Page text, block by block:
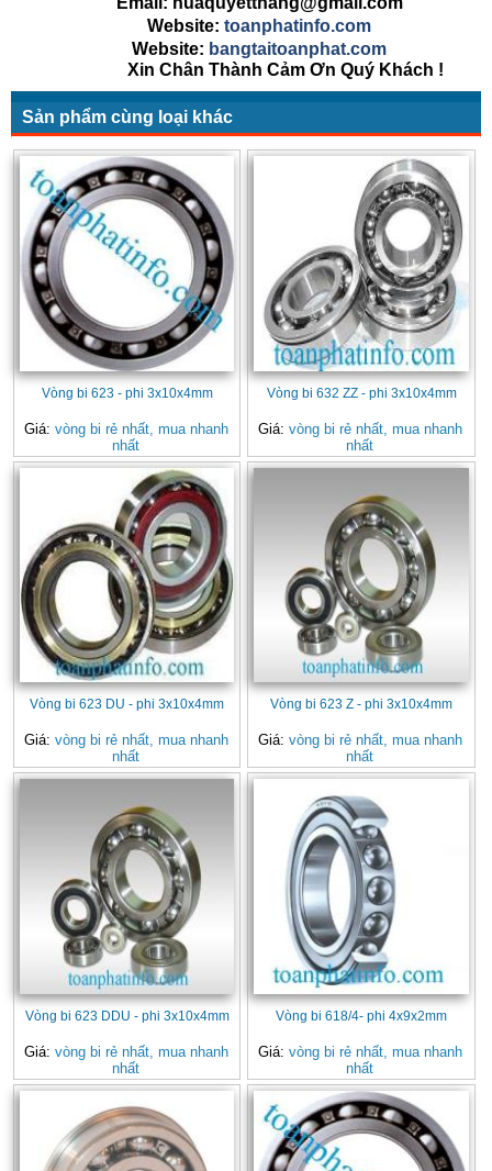
Website: toanphatinfo.com
Website: bangtaitoanphat.com
Xin Chân Thành Cảm Ơn Quý Khách !
Sản phẩm cùng loại khác
Vòng bi 623 - phi 3x10x4mm
Giá: vòng bi rẻ nhất, mua nhanh
nhất
Vòng bi 632 ZZ - phi 3x10x4mm
Giá: vòng bi rẻ nhất, mua nhanh
nhất
Vòng bi 623 DU - phi 3x10x4mm
Giá: vòng bi rẻ nhất, mua nhanh
nhất
Vòng bi 623 Z - phi 3x10x4mm
Giá: vòng bi rẻ nhất, mua nhanh
nhất
Vòng bi 623 DDU - phi 3x10x4mm
Giá: vòng bi rẻ nhất, mua nhanh
nhất
Vòng bi 618/4- phi 4x9x2mm
Giá: vòng bi rẻ nhất, mua nhanh
nhất